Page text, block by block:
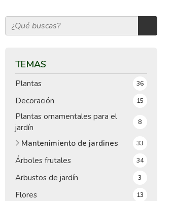
TEMAS
Plantas 36
Decoración 15
Plantas ornamentales para el
jardín
8
Mantenimiento de jardines 33
Árboles frutales 34
Arbustos de jardín 3
Flores 13